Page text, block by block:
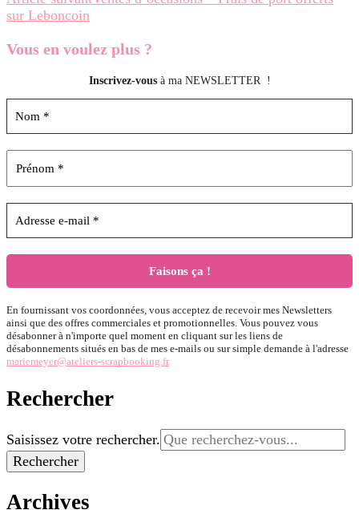
sur Leboncoin
Vous en voulez plus ?
Inscrivez-vousà ma NEWSLETTER !
En fournissant vos coordonnées, vous acceptez de recevoir mes Newsletters
ainsi que des offres commerciales et promotionnelles. Vous pouvez vous
désabonner à n'importe quel moment en cliquant sur les liens de
désabonnements situés en bas de mes e-mails ou sur simple demande à l'adresse
mariemeyer@ateliers-scrapbooking.fr
Rechercher
Vous
recherchiez
quelque
Saisissez votre rechercher.
Archives